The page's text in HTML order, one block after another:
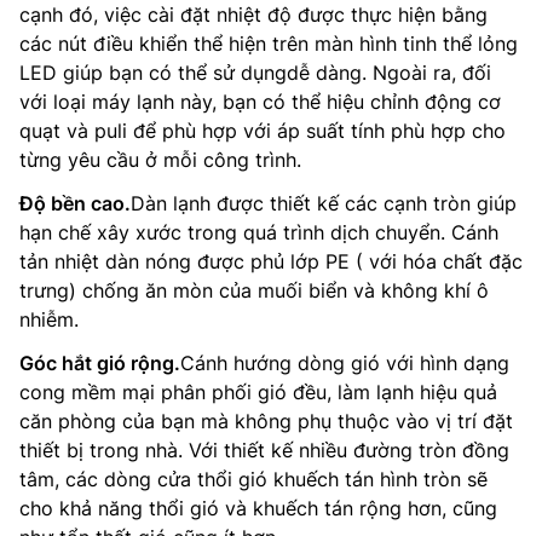
cạnh đó, việc cài đặt nhiệt độ được thực hiện bằng
các nút điều khiển thể hiện trên màn hình tinh thể lỏng
LED giúp bạn có thể sử dụngdễ dàng. Ngoài ra, đối
với loại máy lạnh này, bạn có thể hiệu chỉnh động cơ
quạt và puli để phù hợp với áp suất tính phù hợp cho
từng yêu cầu ở mỗi công trình.
Độ bền cao.Dàn lạnh được thiết kế các cạnh tròn giúp
hạn chế xây xước trong quá trình dịch chuyển. Cánh
tản nhiệt dàn nóng được phủ lớp PE ( với hóa chất đặc
trưng) chống ăn mòn của muối biển và không khí ô
nhiễm.
Góc hắt gió rộng.Cánh hướng dòng gió với hình dạng
cong mềm mại phân phối gió đều, làm lạnh hiệu quả
căn phòng của bạn mà không phụ thuộc vào vị trí đặt
thiết bị trong nhà. Với thiết kế nhiều đường tròn đồng
tâm, các dòng cửa thổi gió khuếch tán hình tròn sẽ
cho khả năng thổi gió và khuếch tán rộng hơn, cũng